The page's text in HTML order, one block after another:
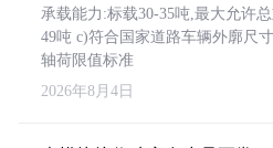
承载能力:标载30-35吨,最大允许
49吨 c)符合国家道路车辆外廓尺
轴荷限值标准
2026年8月4日